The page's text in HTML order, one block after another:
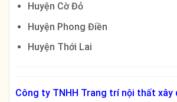
Huyện Cờ Đỏ
Huyện Phong Điền
Huyện Thới Lai
Công ty TNHH Trang trí nội thất xây